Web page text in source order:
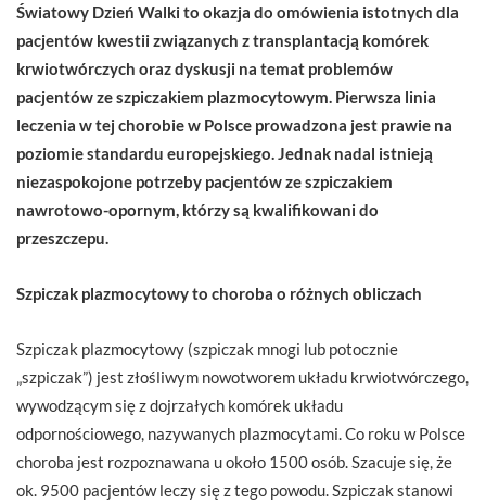
Światowy Dzień Walki to okazja do omówienia istotnych dla
pacjentów kwestii związanych z transplantacją komórek
krwiotwórczych oraz dyskusji na temat problemów
pacjentów ze szpiczakiem plazmocytowym. Pierwsza linia
leczenia w tej chorobie w Polsce prowadzona jest prawie na
poziomie standardu europejskiego. Jednak nadal istnieją
niezaspokojone potrzeby pacjentów ze szpiczakiem
nawrotowo-opornym, którzy są kwalifikowani do
przeszczepu.
Szpiczak plazmocytowy to choroba o różnych obliczach
Szpiczak plazmocytowy (szpiczak mnogi lub potocznie
„szpiczak”) jest złośliwym nowotworem układu krwiotwórczego,
wywodzącym się z dojrzałych komórek układu
odpornościowego, nazywanych plazmocytami. Co roku w Polsce
choroba jest rozpoznawana u około 1500 osób. Szacuje się, że
ok. 9500 pacjentów leczy się z tego powodu. Szpiczak stanowi